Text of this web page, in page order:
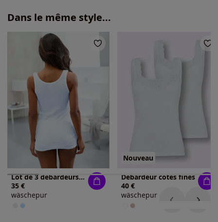
Dans le même style...
Lot de 3 débardeurs en coton col en v avec empiècement broderie anglaise
35 €
wäschepur
Nouveau
Débardeur côtes fines
40 €
wäschepur